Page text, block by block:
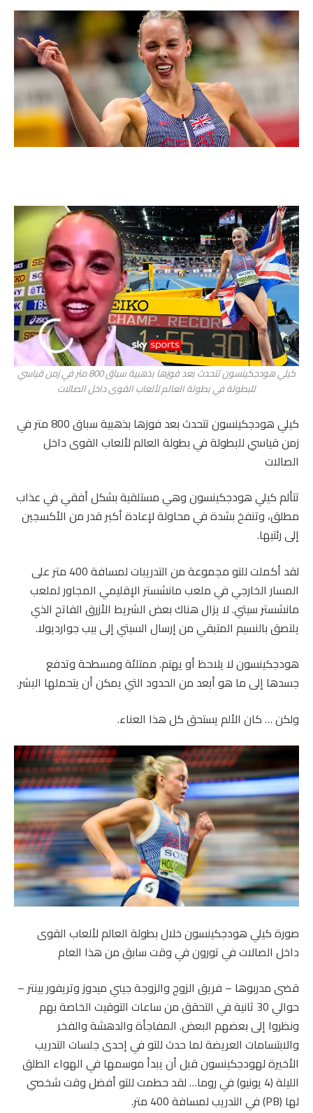
كيلي هودجكينسون تتحدث بعد فوزها بذهبية سباق 800 متر في زمن قياسي
للبطولة في بطولة العالم لألعاب القوى داخل الصالات
كيلي هودجكينسون تتحدث بعد فوزها بذهبية سباق 800 متر في
زمن قياسي للبطولة في بطولة العالم لألعاب القوى داخل
الصالات
تتألم كيلي هودجكينسون وهي مستلقية بشكل أفقي في عذاب
مطلق، وتنفخ بشدة في محاولة لإعادة أكبر قدر من الأكسجين
إلى رئتيها.
لقد أكملت للتو مجموعة من التدريبات لمسافة 400 متر على
المسار الخارجي في ملعب مانشستر الإقليمي المجاور لملعب
مانشستر سيتي. لا يزال هناك بعض الشريط الأزرق الفاتح الذي
يلتصق بالنسيم المتبقي من إرسال السيتي إلى بيب جوارديولا.
هودجكينسون لا يلاحظ أو يهتم. ممتلئة ومسطحة وتدفع
جسدها إلى ما هو أبعد من الحدود التي يمكن أن يتحملها البشر.
ولكن … كان الألم يستحق كل هذا العناء.
صورة كيلي هودجكينسون خلال بطولة العالم لألعاب القوى
داخل الصالات في تورون في وقت سابق من هذا العام
قضى مدربوها – فريق الزوج والزوجة جيني ميدوز وتريفور بينتر –
حوالي 30 ثانية في التحقق من ساعات التوقيت الخاصة بهم
ونظروا إلى بعضهم البعض. المفاجأة والدهشة والفخر
والابتسامات العريضة لما حدث للتو في إحدى جلسات التدريب
الأخيرة لهودجكينسون قبل أن يبدأ موسمها في الهواء الطلق
الليلة (4 يونيو) في روما… لقد حطمت للتو أفضل وقت شخصي
لها (PB) في التدريب لمسافة 400 متر.